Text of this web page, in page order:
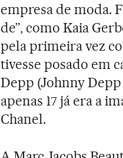
empresa de moda.
de”, como Kaia
pela primeira vez
tivesse posado em
Depp (Johnny Depp
apenas 17 já era a
Chanel.